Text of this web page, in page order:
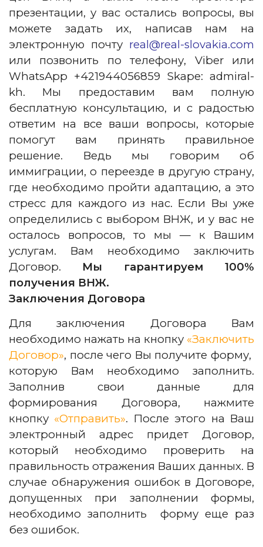
презентации, у вас остались вопросы, вы
можете задать их, написав нам на
электронную почту real@real-slovakia.com
или позвонить по телефону, Viber или
WhatsApp +421944056859 Skape: admiral-
kh. Мы предоставим вам полную
бесплатную консультацию, и с радостью
ответим на все ваши вопросы, которые
помогут вам принять правильное
решение. Ведь мы говорим об
иммиграции, о переезде в другую страну,
где необходимо пройти адаптацию, а это
стресс для каждого из нас. Если Вы уже
определились с выбором ВНЖ, и у вас не
осталось вопросов, то мы — к Вашим
услугам. Вам необходимо заключить
Договор. Мы гарантируем 100%
получения ВНЖ.
Заключения Договора
Для заключения Договора Вам
необходимо нажать на кнопку «Заключить
Договор», после чего Вы получите форму,
которую Вам необходимо заполнить.
Заполнив свои данные для
формирования Договора, нажмите
кнопку «Отправить». После этого на Ваш
электронный адрес придет Договор,
который необходимо проверить на
правильность отражения Ваших данных. В
случае обнаружения ошибок в Договоре,
допущенных при заполнении формы,
необходимо заполнить форму еще раз
без ошибок.